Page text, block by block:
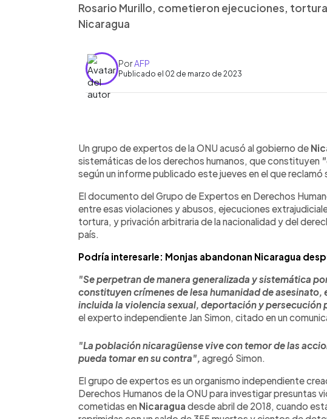
Rosario Murillo, cometieron ejecuciones,
Nicaragua
PorAFP
Publicado el 02 de marzo de 2023
► Escuchar artículo
Un grupo de expertos de la ONU acusó al gobierno de
sistemáticas de los derechos humanos, que constituyen
según un informe publicado este jueves en el que reclamó
El documento del Grupo de Expertos en Derechos
entre esas violaciones y abusos, ejecuciones
tortura, y privación arbitraria de la nacionalidad y del
país.
Podría interesarle: Monjas abandonan Nicaragua
"Se perpetran de manera generalizada y sistemática
constituyen crímenes de lesa humanidad de asesinato,
incluida la violencia sexual, deportación y persecución
el experto independiente Jan Simon, citado en un
"La población nicaragüense vive con temor de las
pueda tomar en su contra", agregó Simon.
El grupo de expertos es un organismo independiente
Derechos Humanos de la ONU para investigar presuntas
cometidas en Nicaragua desde abril de 2018, cuando